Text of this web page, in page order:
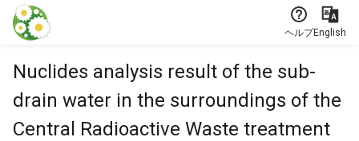
本文に飛ぶ
ヘルプEnglish
Nuclides analysis result of the sub-
drain water in the surroundings of the
Central Radioactive Waste treatment